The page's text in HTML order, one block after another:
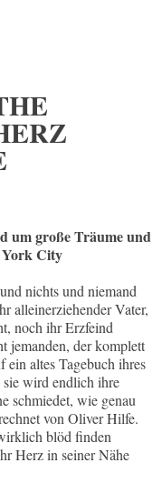
um große Träume und
York City
nichts und niemand
alleinerziehender Vater,
noch ihr Erzfeind
jemanden, der komplett
altes Tagebuch ihres
wird endlich ihre
schmiedet, wie genau
von Oliver Hilfe.
blöd finden
Herz in seiner Nähe